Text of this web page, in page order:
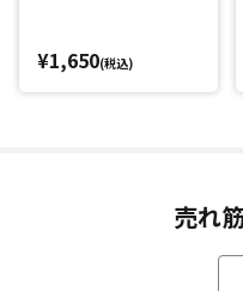
¥1,650(税込)
売れ